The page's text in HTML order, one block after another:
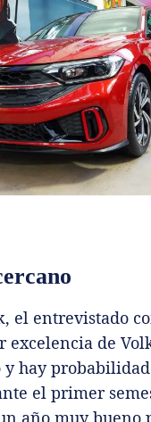
el entrevistado
excelencia de
y hay
el primer
año muy bueno